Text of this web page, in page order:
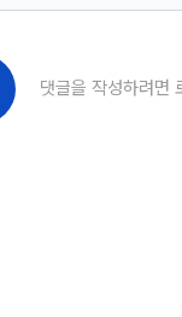
댓글을 작성하려면